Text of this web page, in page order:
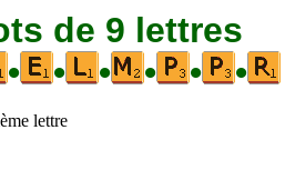
de 9 lettres
• • • • • •
lettre